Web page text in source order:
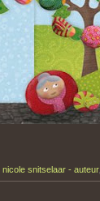
nicole snitselaar - auteur,